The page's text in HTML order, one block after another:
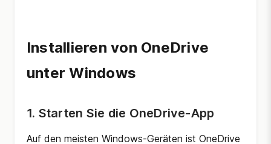
Installieren von OneDrive
unter Windows
1. Starten Sie die OneDrive-App
Auf den meisten Windows-Geräten ist OneDrive